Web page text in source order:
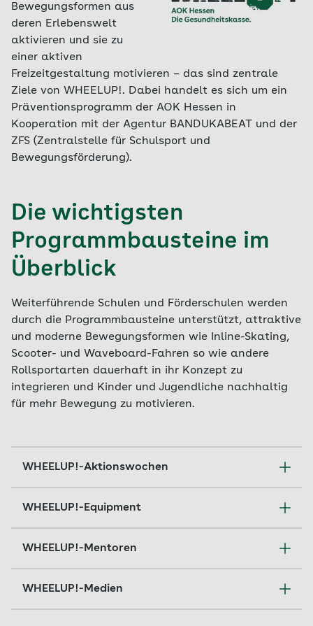
Bewegungsformen aus
deren Erlebenswelt
aktivieren und sie zu
einer aktiven
Freizeitgestaltung motivieren – das sind zentrale
Ziele von WHEELUP!. Dabei handelt es sich um ein
Präventionsprogramm der AOK Hessen in
Kooperation mit der Agentur BANDUKABEAT und der
ZFS (Zentralstelle für Schulsport und
Bewegungsförderung).
Die wichtigsten
Programmbausteine im
Überblick
Weiterführende Schulen und Förderschulen werden
durch die Programmbausteine unterstützt, attraktive
und moderne Bewegungsformen wie Inline-Skating,
Scooter- und Waveboard-Fahren so wie andere
Rollsportarten dauerhaft in ihr Konzept zu
integrieren und Kinder und Jugendliche nachhaltig
für mehr Bewegung zu motivieren.
WHEELUP!-Aktionswochen
Mit den WHEELUP!-Starter beginnt die Reise.
nach dem WHEELUP!-Starter verbleibt der
WHEELUP!-Trailer bis zu zwei Wochen an der
WHEELUP!-Equipment
Am WHEELUP!-Programm teilnehmende Schulen
WHEELUP!-Mentoren
Die an der Schule verantwortlichen
WHEELUP!-Medien